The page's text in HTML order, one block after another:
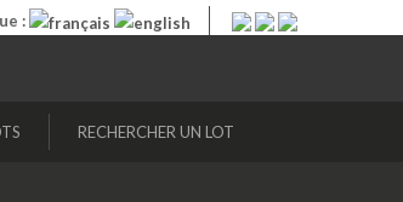
:
RECHERCHER UN LOT